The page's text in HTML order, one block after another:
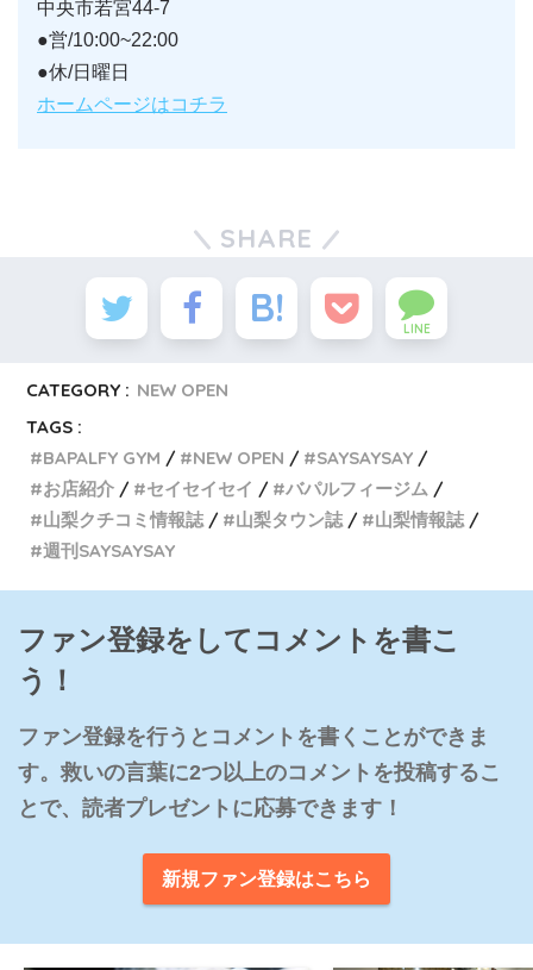
中央市若宮44-7
●営/10:00~22:00
●休/日曜日
ホームページはコチラ
SHARE
LINE
CATEGORY : NEW OPEN
TAGS :
BAPALFY GYM
NEW OPEN
SAYSAYSAY
お店紹介
セイセイセイ
バパルフィージム
山梨クチコミ情報誌
山梨タウン誌
山梨情報誌
週刊SAYSAYSAY
ファン登録をしてコメントを書こ
う！
ファン登録を行うとコメントを書くことができま
す。救いの言葉に2つ以上のコメントを投稿するこ
とで、読者プレゼントに応募できます！
新規ファン登録はこちら